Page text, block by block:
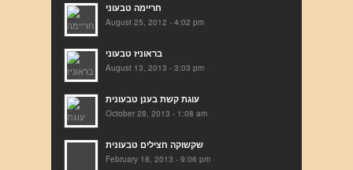
חריימה טבעוני
August 25, 2012 - 4:02 pm
בראוניז טבעוני
August 13, 2013 - 3:03 pm
עוגת קשת בענן טבעונית
October 28, 2013 - 1:08 am
שקשוקה חצילים טבעונית
February 18, 2013 - 9:06 pm